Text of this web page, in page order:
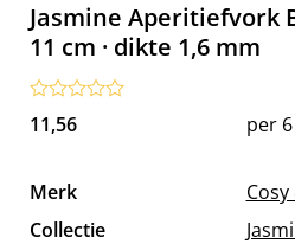
Jasmine Aperitiefvork
11 cm · dikte 1,6 mm
11,56 per
Merk
Collectie